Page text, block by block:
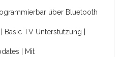
über Bluetooth
TV Unterstützung |
| Mit